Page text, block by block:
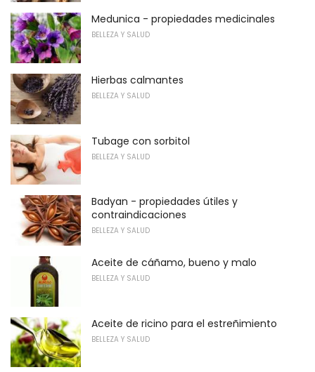
Medunica - propiedades medicinales
BELLEZA Y SALUD
Hierbas calmantes
BELLEZA Y SALUD
Tubage con sorbitol
BELLEZA Y SALUD
Badyan - propiedades útiles y
contraindicaciones
BELLEZA Y SALUD
Aceite de cáñamo, bueno y malo
BELLEZA Y SALUD
Aceite de ricino para el estreñimiento
BELLEZA Y SALUD